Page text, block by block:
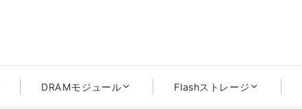
DRAMモジュール Flashストレージ